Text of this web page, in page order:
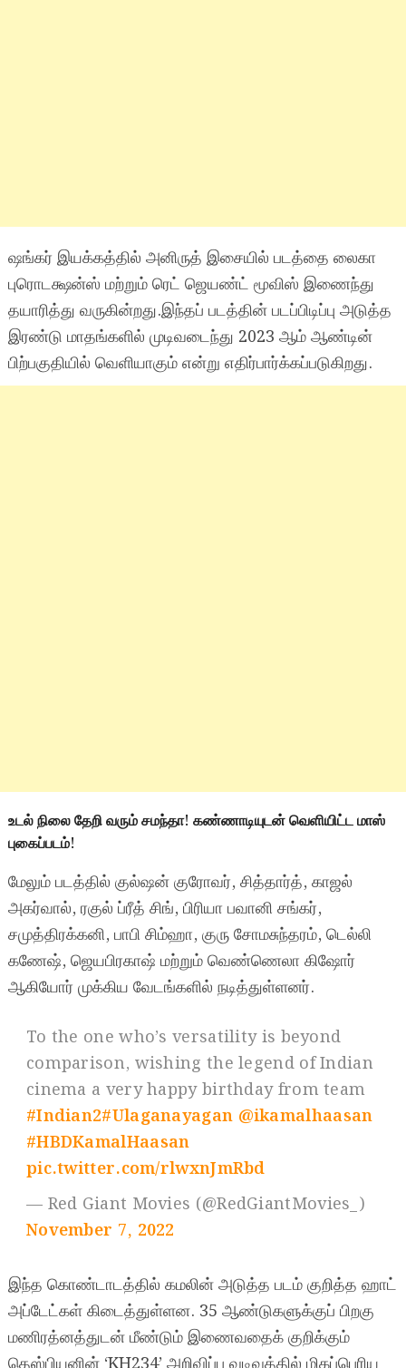
ஷங்கர் இயக்கத்தில் அனிருத் இசையில் படத்தை லைகா
புரொடக்ஷன்ஸ் மற்றும் ரெட் ஜெயண்ட் மூவிஸ் இணைந்து
தயாரித்து வருகின்றது.இந்தப் படத்தின் படப்பிடிப்பு அடுத்த
இரண்டு மாதங்களில் முடிவடைந்து 2023 ஆம் ஆண்டின்
பிற்பகுதியில் வெளியாகும் என்று எதிர்பார்க்கப்படுகிறது.
உடல் நிலை தேறி வரும் சமந்தா! கண்ணாடியுடன் வெளியிட்ட மாஸ்
புகைப்படம்!
மேலும் படத்தில் குல்ஷன் குரோவர், சித்தார்த், காஜல்
அகர்வால், ரகுல் ப்ரீத் சிங், பிரியா பவானி சங்கர்,
சமுத்திரக்கனி, பாபி சிம்ஹா, குரு சோமசுந்தரம், டெல்லி
கணேஷ், ஜெயபிரகாஷ் மற்றும் வெண்ணெலா கிஷோர்
ஆகியோர் முக்கிய வேடங்களில் நடித்துள்ளனர்.
To the one who’s versatility is beyond
comparison, wishing the legend of Indian
cinema a very happy birthday from team
#Indian2#Ulaganayagan @ikamalhaasan
#HBDKamalHaasan
pic.twitter.com/rlwxnJmRbd
— Red Giant Movies (@RedGiantMovies_)
November 7, 2022
இந்த கொண்டாடத்தில் கமலின் அடுத்த படம் குறித்த ஹாட்
அப்டேட்கள் கிடைத்துள்ளன. 35 ஆண்டுகளுக்குப் பிறகு
மணிரத்னத்துடன் மீண்டும் இணைவதைக் குறிக்கும்